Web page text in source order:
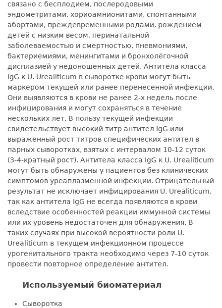
связано с бесплодием, послеродовыми
эндометритами, хориоамнионитами, спонтанными
абортами, преждевременными родами, рождением
детей с низким весом, перинатальной
заболеваемостью и смертностью, пневмониями,
бактериемиями, менингитами и бронхолёгочной
дисплазией у недоношенных детей. Антитела класса
IgG к U. Urealiticum в сыворотке крови могут быть
маркером текущей или ранее перенесенной инфекции.
Они выявляются в крови не ранее 2-х недель после
инфицирования и могут сохраняться в течение
нескольких лет. В пользу текущей инфекции
свидетельствует высокий титр антител IgG или
выраженный рост титров специфических антител в
парных сыворотках, взятых с интервалом 10-12 суток
(3-4-кратный рост). Антитела класса IgG к U. Urealiticum
могут быть обнаружены у пациентов без клинических
симптомов уреаплазменной инфекции. Отрицательный
результат не исключает инфицирования U. Urealiticum,
так как антитела IgG не всегда появляются в крови
вследствие особенностей реакции иммунной системы
или их уровень недостаточен для обнаружения. В
таких случаях при высокой вероятности роли U.
Urealiticum в текущем инфекционном процессе
урогенитального тракта необходимо через 7-10 суток
провести повторное определение антител.
Используемый биоматериал
Сыворотка